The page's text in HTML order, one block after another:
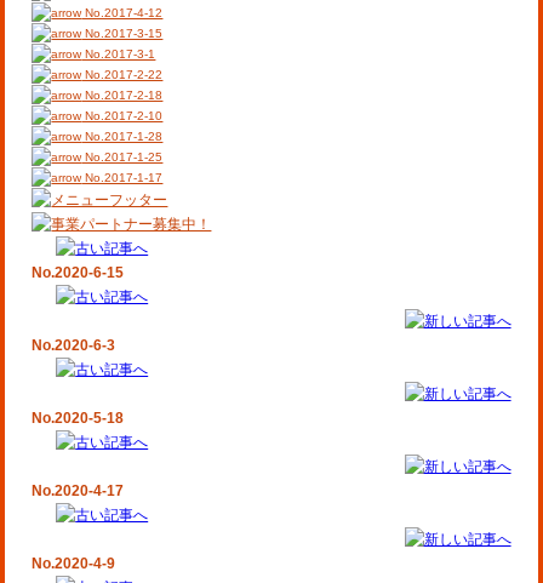
No.2017-4-12
No.2017-3-15
No.2017-3-1
No.2017-2-22
No.2017-2-18
No.2017-2-10
No.2017-1-28
No.2017-1-25
No.2017-1-17
No.2020-6-15
No.2020-6-3
No.2020-5-18
No.2020-4-17
No.2020-4-9